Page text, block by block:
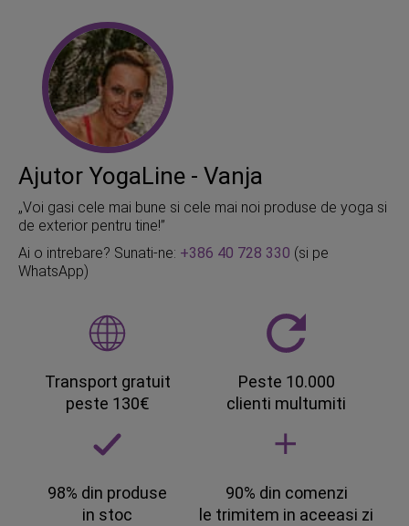
Ajutor YogaLine - Vanja
„Voi gasi cele mai bune si cele mai noi produse de yoga si
de exterior pentru tine!”
Ai o intrebare? Sunati-ne: +386 40 728 330 (si pe
WhatsApp)
Transport gratuit
peste 130€
Peste 10.000
clienti multumiti
98% din produse
in stoc
90% din comenzi
le trimitem in aceeasi zi